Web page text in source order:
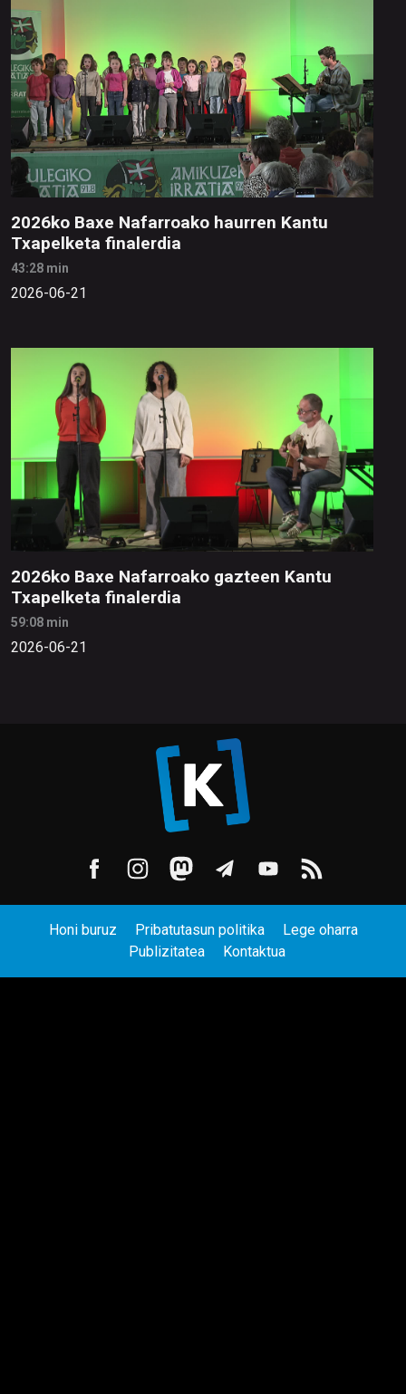
2026ko Baxe Nafarroako haurren Kantu
Txapelketa finalerdia
43:28 min
2026-06-21
2026ko Baxe Nafarroako gazteen Kantu
Txapelketa finalerdia
59:08 min
2026-06-21
Honi buruz Pribatutasun politika
Lege oharra
Publizitatea
Kontaktua